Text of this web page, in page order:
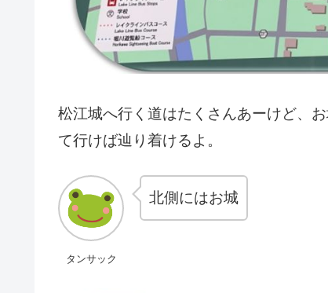
松江城へ行く道はたくさんあーけど、
て行けば辿り着けるよ。
タンサック
北側にはお城